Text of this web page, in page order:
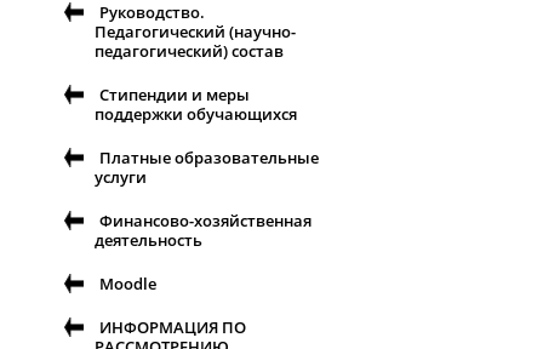
Руководство.
Педагогический (научно-
педагогический) состав
Стипендии и меры
поддержки обучающихся
Платные образовательные
услуги
Финансово-хозяйственная
деятельность
Moodle
ИНФОРМАЦИЯ ПО